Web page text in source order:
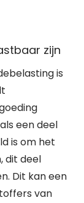
zijn
is
een deel
is om het
dit deel
Dit kan een
van